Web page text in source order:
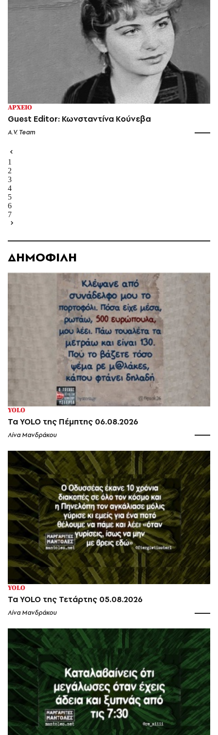
ΑΡΧΕΙΟ
Guest Editor: Κωνσταντίνα Κούνεβα
A.V. Team
1
2
3
4
5
6
7
ΔΗΜΟΦΙΛΗ
YOLO
Τα YOLO της Πέμπτης 06.08.2026
Λίνα Μανδράκου
YOLO
Τα YOLO της Τετάρτης 05.08.2026
Λίνα Μανδράκου